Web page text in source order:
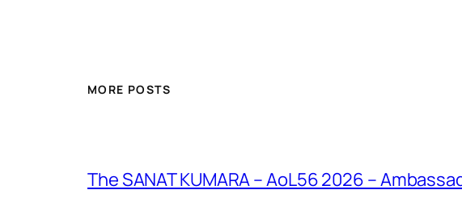
MORE POSTS
The SANAT KUMARA – AoL56 2026 –